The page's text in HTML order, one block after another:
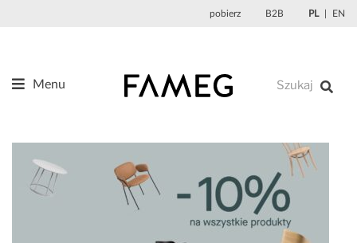
pobierz B2B PL EN
Menu
O nas
Projektanci
Referencje